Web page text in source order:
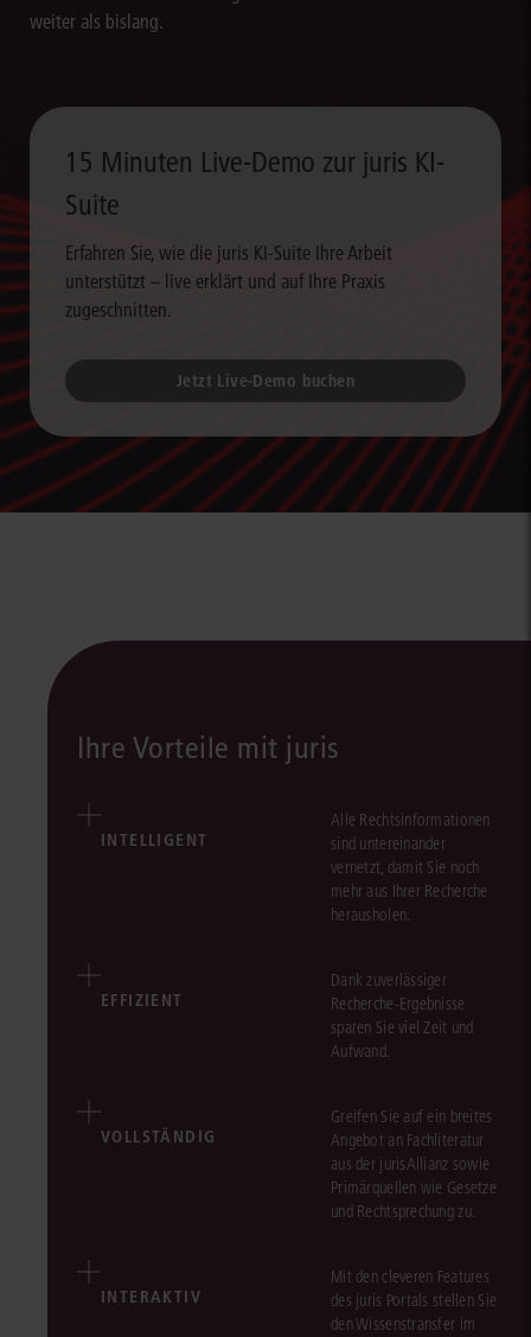
weiter als bislang.
15 Minuten Live-Demo zur juris KI-
Suite
Erfahren Sie, wie die juris KI-Suite Ihre Arbeit
unterstützt – live erklärt und auf Ihre Praxis
zugeschnitten.
Jetzt Live-Demo buchen
Ihre Vorteile mit juris
INTELLIGENT
Alle Rechtsinformationen
sind untereinander
vernetzt, damit Sie noch
mehr aus Ihrer Recherche
herausholen.
EFFIZIENT
Dank zuverlässiger
Recherche-Ergebnisse
sparen Sie viel Zeit und
Aufwand.
VOLLSTÄNDIG
Greifen Sie auf ein breites
Angebot an Fachliteratur
aus der jurisAllianz sowie
Primärquellen wie Gesetze
und Rechtsprechung zu.
INTERAKTIV
Mit den cleveren Features
des juris Portals stellen Sie
den Wissenstransfer im